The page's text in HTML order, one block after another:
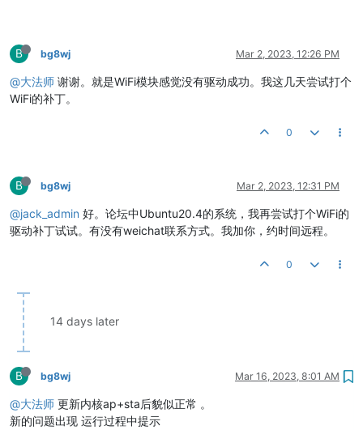
B bg8wj Mar 2, 2023, 12:26 PM
@大法师 谢谢。就是WiFi模块感觉没有驱动成功。我这几天尝试打个
WiFi的补丁。
0
B bg8wj Mar 2, 2023, 12:31 PM
@jack_admin 好。论坛中Ubuntu20.4的系统，我再尝试打个WiFi的
驱动补丁试试。有没有weichat联系方式。我加你，约时间远程。
0
14 days later
B bg8wj Mar 16, 2023, 8:01 AM
@大法师 更新内核ap+sta后貌似正常 。
新的问题出现 运行过程中提示